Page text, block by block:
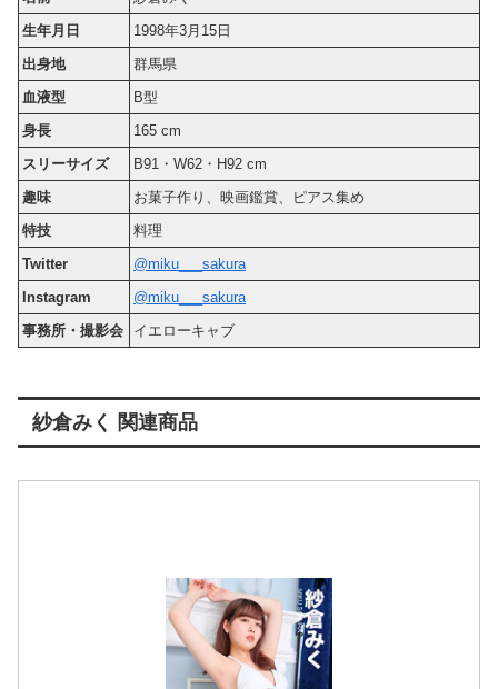
生年月日
1998年3月15日
出身地
群馬県
血液型
B型
身長
165 cm
スリーサイズ
B91・W62・H92 cm
趣味
お菓子作り、映画鑑賞、ピアス集め
特技
料理
Twitter
@miku___sakura
Instagram
@miku___sakura
事務所・撮影会
イエローキャブ
紗倉みく 関連商品